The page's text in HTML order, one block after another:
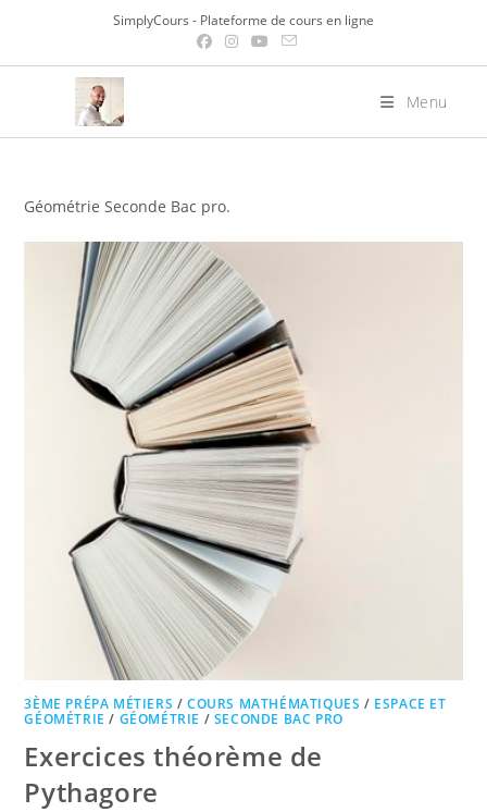
content
SimplyCours - Plateforme de cours en ligne
Menu
Géométrie Seconde Bac pro.
3ÈME PRÉPA MÉTIERS /COURS MATHÉMATIQUES / ESPACE ET
GÉOMÉTRIE / GÉOMÉTRIE / SECONDE BAC PRO
Exercices théorème de
Pythagore